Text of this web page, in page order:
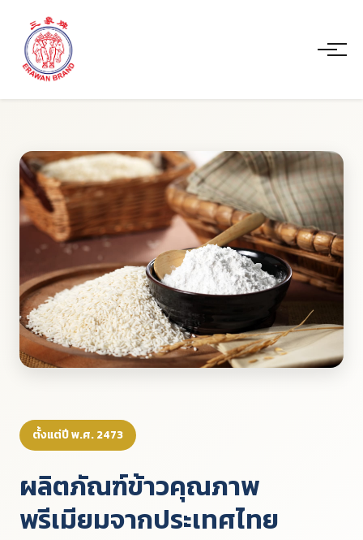
ตั้งแต่ปี พ.ศ. 2473
ผลิตภัณฑ์ข้าวคุณภาพ
พรีเมียมจากประเทศไทย